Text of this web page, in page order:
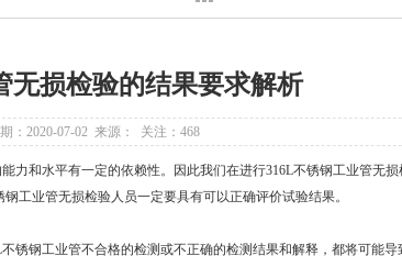
无损检验的结果要求解析
：2020-07-02 来源： 关注： 468
力和水平有一定的依赖性。因此我们在进行316L不锈钢工业管无损
钢工业管无损检验人员一定要具有可以正确评价试验结果。
不锈钢工业管不合格的检测或不正确的检测结果和解释，都将可能导